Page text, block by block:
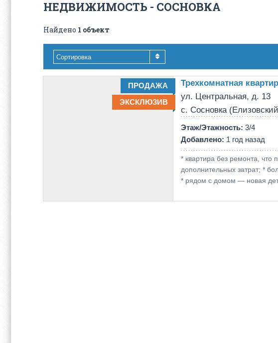
НЕДВИЖИМОСТЬ - СОСНОВКА
Найдено 1 объект
Сортировка
ПРОДАЖА
ЭКСКЛЮЗИВ
Трехкомнатная
ул. Центральная, д. 13
с. Сосновка
Этаж/Этажность: 3/4
Добавлено: 1 год назад
* квартира без ремонта, что
дополнительных затрат; *
* рядом с домом — новая